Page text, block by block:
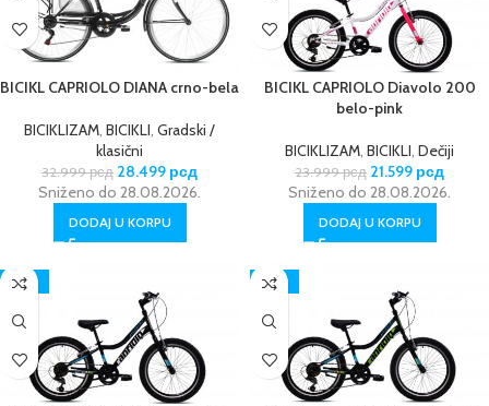
BICIKL CAPRIOLO DIANA crno-bela
BICIKLIZAM, BICIKLI, Gradski /
klasični
32.999рсд 28.499 рсд
Sniženo do 28.08.2026.
DODAJ U KORPU
BICIKL CAPRIOLO Diavolo 200
belo-pink
BICIKLIZAM, BICIKLI, Dečiji
23.999рсд 21.599 рсд
Sniženo do 28.08.2026.
DODAJ U KORPU
-10% -10%